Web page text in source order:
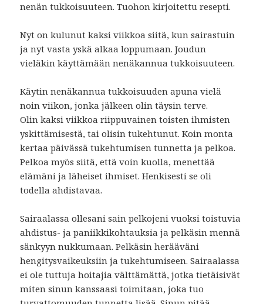
nenän tukkoisuuteen. Tuohon kirjoitettu resepti.
Nyt on kulunut kaksi viikkoa siitä, kun sairastuin
ja nyt vasta yskä alkaa loppumaan. Joudun
vieläkin käyttämään nenäkannua tukkoisuuteen.
Käytin nenäkannua tukkoisuuden apuna vielä
noin viikon, jonka jälkeen olin täysin terve.
Olin kaksi viikkoa riippuvainen toisten ihmisten
yskittämisestä, tai olisin tukehtunut. Koin monta
kertaa päivässä tukehtumisen tunnetta ja pelkoa.
Pelkoa myös siitä, että voin kuolla, menettää
elämäni ja läheiset ihmiset. Henkisesti se oli
todella ahdistavaa.
Sairaalassa ollesani sain pelkojeni vuoksi toistuvia
ahdistus- ja paniikkikohtauksia ja pelkäsin mennä
sänkyyn nukkumaan. Pelkäsin herääväni
hengitysvaikeuksiin ja tukehtumiseen. Sairaalassa
ei ole tuttuja hoitajia välttämättä, jotka tietäisivät
miten sinun kanssaasi toimitaan, joka tuo